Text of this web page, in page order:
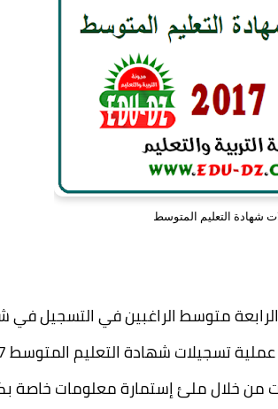
شهادة التعليم المتوسط
متوسط الراغبين في التسجيل في
من خلال ملئ إستمارة معلومات خاصة